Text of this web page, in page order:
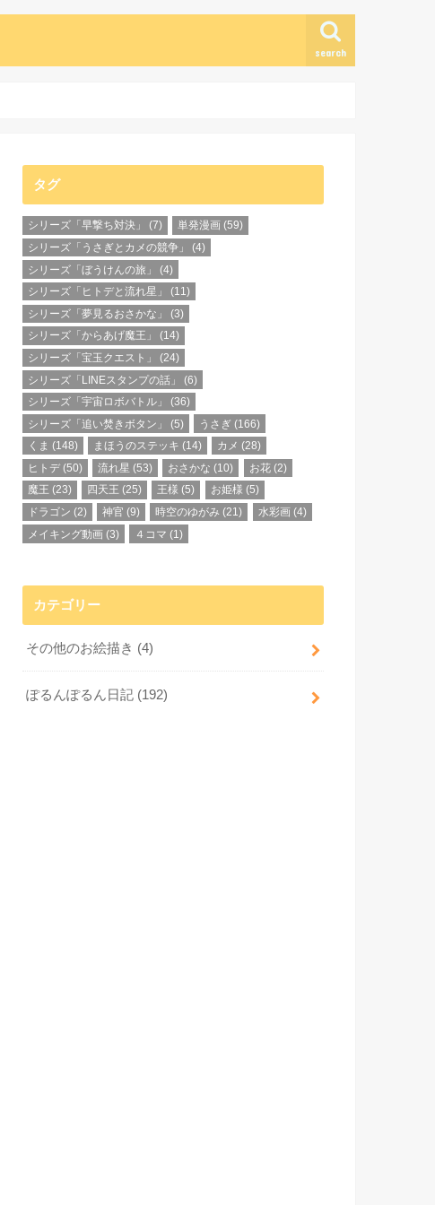
search
タグ
シリーズ「早撃ち対決」 (7) 単発漫画 (59)
シリーズ「うさぎとカメの競争」
(4)
シリーズ「ぼうけんの旅」
(4)
シリーズ「ヒトデと流れ星」
(11)
シリーズ「夢見るおさかな」
(3)
シリーズ「からあげ魔王」
(14)
シリーズ「宝玉クエスト」
(24)
シリーズ「LINEスタンプの話」
(6)
シリーズ「宇宙ロボバトル」
(36)
シリーズ「追い焚きボタン」
(5) うさぎ (166)
くま (148) まほうのステッキ (14) カメ (28)
ヒトデ (50) 流れ星 (53) おさかな (10) お花(2)
魔王 (23) 四天王 (25) 王様 (5) お姫様 (5)
ドラゴン (2) 神官 (9) 時空のゆがみ (21) 水彩画(4)
メイキング動画 (3) ４コマ (1)
カテゴリー
その他のお絵描き (4)
ぽるんぽるん日記 (192)